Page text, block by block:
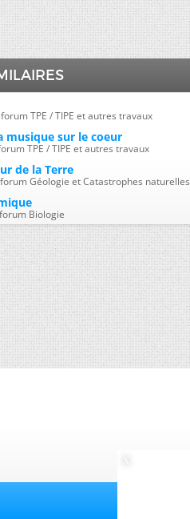
TPE / TIPE et autres travaux
musique sur le coeur
TPE / TIPE et autres travaux
de la Terre
Géologie et Catastrophes naturelles
Biologie